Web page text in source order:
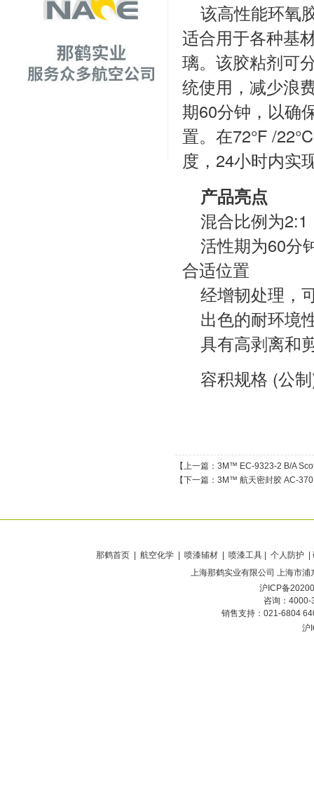
该高性能环氧
适合用于各种基
璃。该胶粘剂可
统使用，减少浪
期60分钟，以确
置。在72°F /
度，24小时内实
产品亮点
混合比例为
活性期为60分
合适位置
经增韧处理，
出色的耐环境
具有高剥离和
容积规格 (公
【上一篇： 3M™ EC-9323-2 B/A
【下一篇： 3M™ 航天密封胶 AC-
那鹤首页
| 航空化学 | 喷漆辅材 | 喷漆工具 | 个人防
上海那鹤实业有限公司 上海市浦
沪ICP备
咨询：
销售支持：021-6804
沪